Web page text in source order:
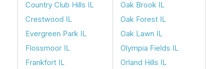
Country Club Hills IL
Crestwood IL
Evergreen Park IL
Flossmoor IL
Frankfort IL
Oak Brook IL
Oak Forest IL
Oak Lawn IL
Olympia Fields IL
Orland Hills IL